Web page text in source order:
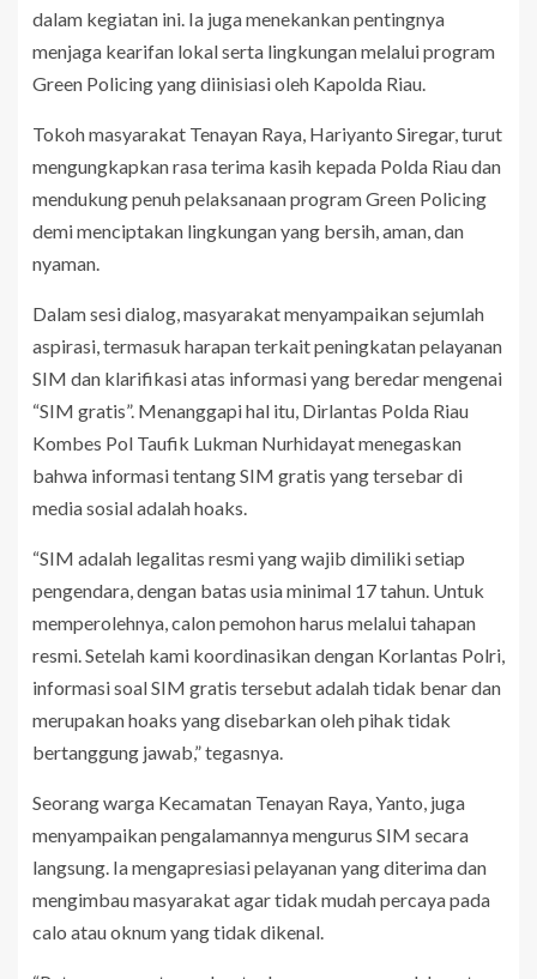
dalam kegiatan ini. Ia juga menekankan pentingnya
menjaga kearifan lokal serta lingkungan melalui program
Green Policing yang diinisiasi oleh Kapolda Riau.
Tokoh masyarakat Tenayan Raya, Hariyanto Siregar, turut
mengungkapkan rasa terima kasih kepada Polda Riau dan
mendukung penuh pelaksanaan program Green Policing
demi menciptakan lingkungan yang bersih, aman, dan
nyaman.
Dalam sesi dialog, masyarakat menyampaikan sejumlah
aspirasi, termasuk harapan terkait peningkatan pelayanan
SIM dan klarifikasi atas informasi yang beredar mengenai
“SIM gratis”. Menanggapi hal itu, Dirlantas Polda Riau
Kombes Pol Taufik Lukman Nurhidayat menegaskan
bahwa informasi tentang SIM gratis yang tersebar di
media sosial adalah hoaks.
“SIM adalah legalitas resmi yang wajib dimiliki setiap
pengendara, dengan batas usia minimal 17 tahun. Untuk
memperolehnya, calon pemohon harus melalui tahapan
resmi. Setelah kami koordinasikan dengan Korlantas Polri,
informasi soal SIM gratis tersebut adalah tidak benar dan
merupakan hoaks yang disebarkan oleh pihak tidak
bertanggung jawab,” tegasnya.
Seorang warga Kecamatan Tenayan Raya, Yanto, juga
menyampaikan pengalamannya mengurus SIM secara
langsung. Ia mengapresiasi pelayanan yang diterima dan
mengimbau masyarakat agar tidak mudah percaya pada
calo atau oknum yang tidak dikenal.